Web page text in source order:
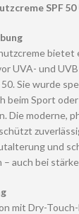
SPF 50
bietet
UVA- und
Sie wurde
beim Sport
Die moderne,
und
auch bei
mit Dry-